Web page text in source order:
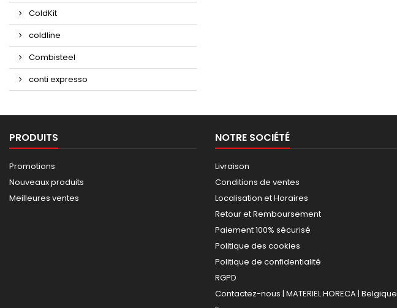
ColdKit
coldline
Combisteel
conti expresso
PRODUITS
Promotions
Nouveaux produits
Meilleures ventes
NOTRE SOCIÉTÉ
Livraison
Conditions de ventes
Localisation et Horaires
Retour et Remboursement
Paiement 100% sécurisé
Politique des cookies
Politique de confidentialité
RGPD
Contactez-nous | MATERIEL HORECA | Belgique